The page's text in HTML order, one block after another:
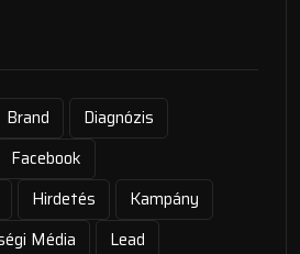
Brand
Diagnózis
Facebook
Hirdetés
Kampány
Média
Lead